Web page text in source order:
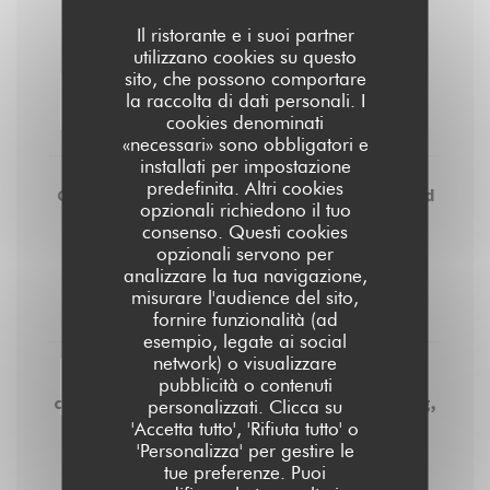
Il ristorante e i suoi partner
utilizzano cookies su questo
sito, che possono comportare
la raccolta di dati personali. I
cookies denominati
«necessari» sono obbligatori e
installati per impostazione
predefinita. Altri cookies
opzionali richiedono il tuo
consenso. Questi cookies
opzionali servono per
analizzare la tua navigazione,
misurare l'audience del sito,
fornire funzionalità (ad
esempio, legate ai social
network) o visualizzare
pubblicità o contenuti
personalizzati. Clicca su
'Accetta tutto', 'Rifiuta tutto' o
'Personalizza' per gestire le
tue preferenze. Puoi
Salmon tartare with lemon, herbs, shallots,
citrus gel and sweet potato fries
PESCI
20,00 EUR
Classic burger Artisanal bun with seeds, ground
beef, bacon, candied onions, pickles, cheddar,
burger sauce. French fries and salad
GLUTINE LATTE
18,00 EUR
Traditional Caesar salad : heart of romaine,
cereal breaded chicken, parmesan, organic egg,
anchovies and sun-dried tomatoes
GLUTINE UOVA PESCI